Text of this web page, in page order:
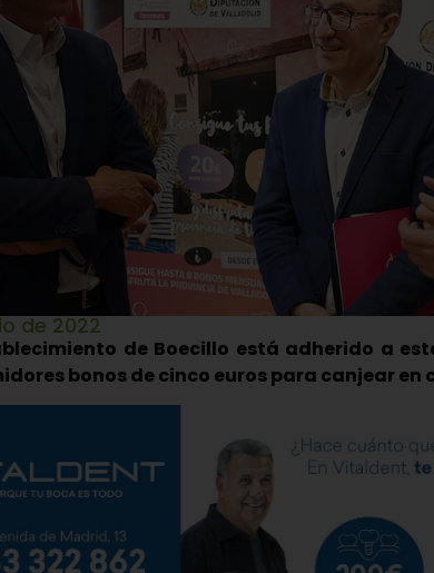
de 2022
de Boecillo está adherido a
bonos de cinco euros para canjear en